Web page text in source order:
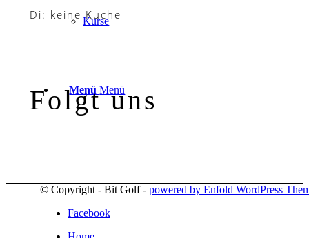
Kurse
Menü Menü
Di: keine Küche
Folgt uns
© Copyright - Bit Golf - powered by Enfold WordPress
Facebook